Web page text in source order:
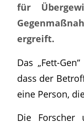
für
ergreift.
Das „Fett-
dass der
eine Person,
Die Forscher